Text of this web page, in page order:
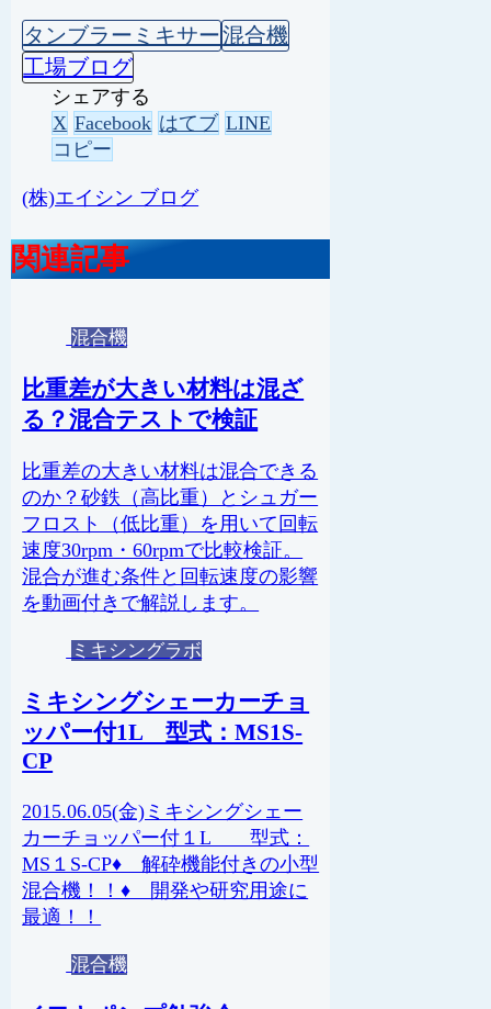
タンブラーミキサー混合機
工場ブログ
シェアする
X Facebook はてブ LINE
コピー
(株)エイシン ブログ
関連記事
混合機
比重差が大きい材料は混ざ
る？混合テストで検証
比重差の大きい材料は混合できる
のか？砂鉄（高比重）とシュガー
フロスト（低比重）を用いて回転
速度30rpm・60rpmで比較検証。
混合が進む条件と回転速度の影響
を動画付きで解説します。
ミキシングラボ
ミキシングシェーカーチョ
ッパー付1L 型式：MS1S-
CP
2015.06.05(金)ミキシングシェー
カーチョッパー付１L 型式：
MS１S-CP♦ 解砕機能付きの小型
混合機！！♦ 開発や研究用途に
最適！！
混合機